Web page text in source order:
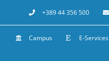
to
content
+389 44 356 500
Campus E-Services